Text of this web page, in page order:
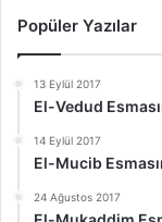
Popüler Yazılar
13 Eylül 2017
El-Vedud
14 Eylül 2017
El-Mucib
24 Ağustos 2017